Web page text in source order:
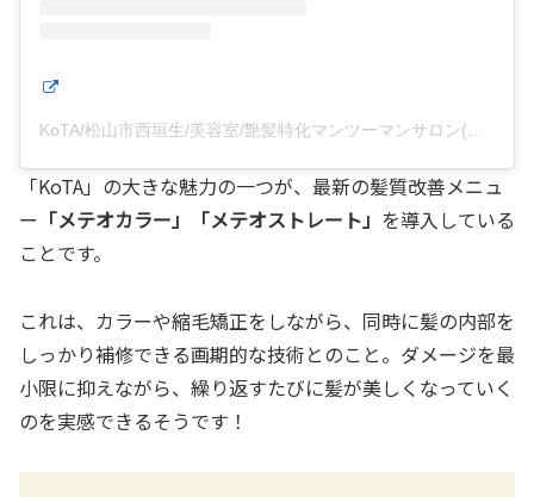
KoTA/松山市西垣生/美容室/艶髪特化マンツーマンサロン(@kota_takeshi_kameda)がシェアした投稿
「KoTA」の大きな魅力の一つが、最新の髪質改善メニュ
ー 「メテオカラー」「メテオストレート」 を導入している
ことです。
これは、カラーや縮毛矯正をしながら、同時に髪の内部を
しっかり補修できる画期的な技術とのこと。ダメージを最
小限に抑えながら、繰り返すたびに髪が美しくなっていく
のを実感できるそうです！